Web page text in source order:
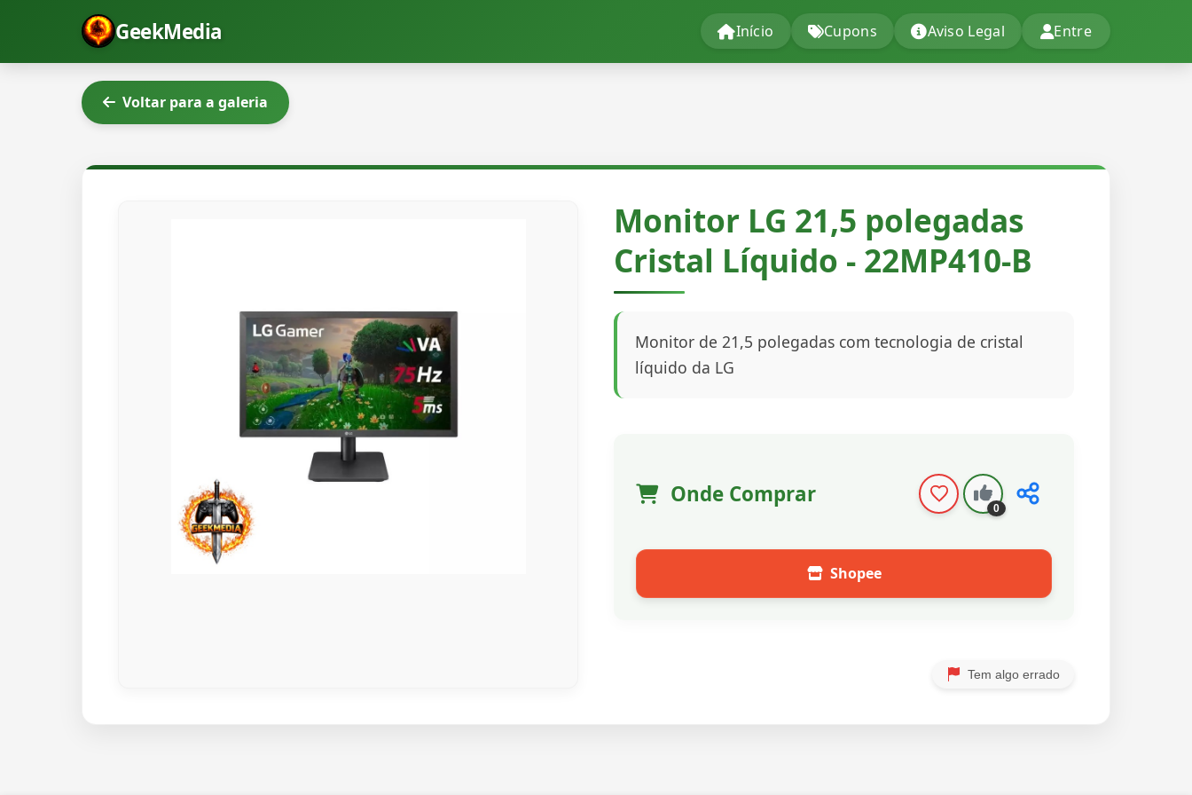
GeekMedia Início Cupons Aviso Legal Entre
Voltar para a galeria
Monitor LG 21,5 polegadas
Cristal Líquido - 22MP410-B
Monitor de 21,5 polegadas com tecnologia de cristal
líquido da LG
Onde Comprar
0
Shopee
Tem algo errado